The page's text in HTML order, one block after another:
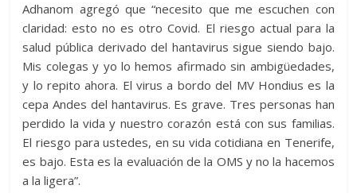
Adhanom agregó que “necesito que me escuchen con
claridad: esto no es otro Covid. El riesgo actual para la
salud pública derivado del hantavirus sigue siendo bajo.
Mis colegas y yo lo hemos afirmado sin ambigüedades,
y lo repito ahora. El virus a bordo del MV Hondius es la
cepa Andes del hantavirus. Es grave. Tres personas han
perdido la vida y nuestro corazón está con sus familias.
El riesgo para ustedes, en su vida cotidiana en Tenerife,
es bajo. Esta es la evaluación de la OMS y no la hacemos
a la ligera”.